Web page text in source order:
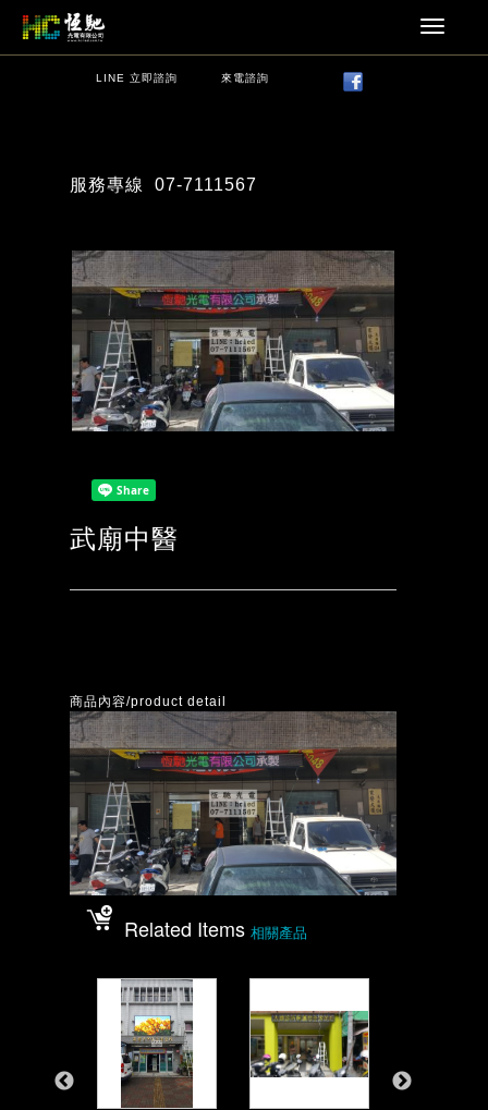
LINE 立即諮詢 來電諮詢
服務專線 07-7111567
武廟中醫
商品內容/product detail
Related Items 相關產品